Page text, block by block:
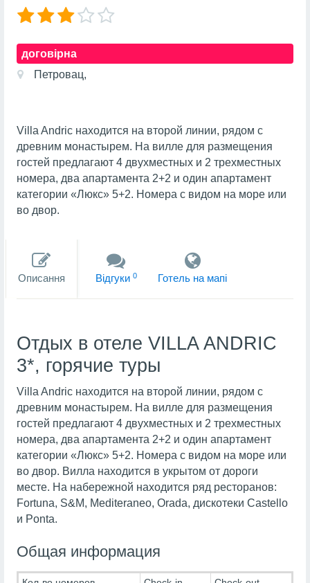
договірна
Петровац,
Villa Andric находится на второй линии, рядом с
древним монастырем. На вилле для размещения
гостей предлагают 4 двухместных и 2 трехместных
номера, два апартамента 2+2 и один апартамент
категории «Люкс» 5+2. Номера с видом на море или
во двор.
Описання Вiдгуки 0 Готель на мапi
Отдых в отеле VILLA ANDRIC
3*, горячие туры
Villa Andric находится на второй линии, рядом с
древним монастырем. На вилле для размещения
гостей предлагают 4 двухместных и 2 трехместных
номера, два апартамента 2+2 и один апартамент
категории «Люкс» 5+2. Номера с видом на море или
во двор. Вилла находится в укрытом от дороги
месте. На набережной находится ряд ресторанов:
Fortuna, S&M, Mediteraneo, Orada, дискотеки Castello
и Ponta.
Общая информация